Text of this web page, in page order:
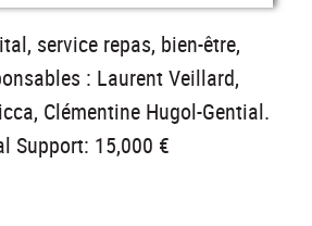
service repas, bien-être,
: Laurent Veillard,
Clémentine Hugol-Gential.
Support: 15,000 €